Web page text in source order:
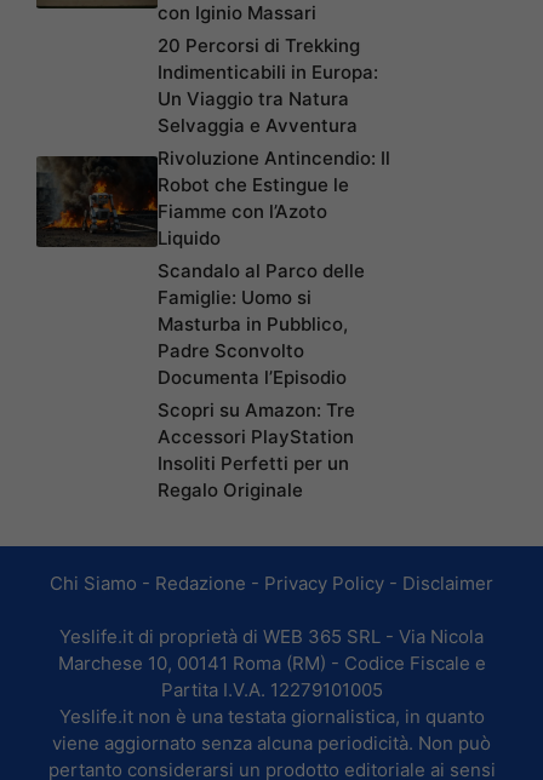
con Iginio Massari
20 Percorsi di Trekking
Indimenticabili in Europa:
Un Viaggio tra Natura
Selvaggia e Avventura
Rivoluzione Antincendio: Il
Robot che Estingue le
Fiamme con l’Azoto
Liquido
Scandalo al Parco delle
Famiglie: Uomo si
Masturba in Pubblico,
Padre Sconvolto
Documenta l’Episodio
Scopri su Amazon: Tre
Accessori PlayStation
Insoliti Perfetti per un
Regalo Originale
Chi Siamo - Redazione - Privacy Policy - Disclaimer
Yeslife.it di proprietà di WEB 365 SRL - Via Nicola
Marchese 10, 00141 Roma (RM) - Codice Fiscale e
Partita I.V.A. 12279101005
Yeslife.it non è una testata giornalistica, in quanto
viene aggiornato senza alcuna periodicità. Non può
pertanto considerarsi un prodotto editoriale ai sensi